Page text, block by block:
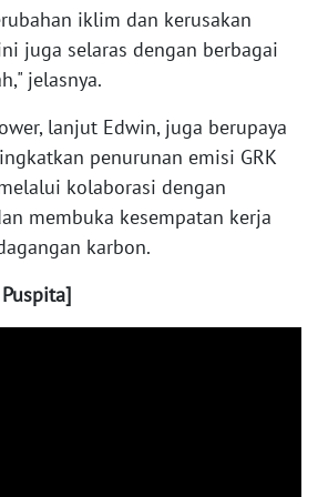
iklim dan kerusakan
juga selaras dengan berbagai
jelasnya.
lanjut Edwin, juga berupaya
penurunan emisi GRK
kolaborasi dengan
membuka kesempatan kerja
karbon.